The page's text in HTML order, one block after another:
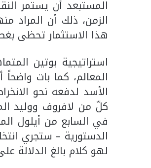
المستبعد أن يستمر
الزمن، ذلك أن المراد
هذا الاستثمار تحظى
استراتيجية بوتين
المعالم، كما بات
الأسد لدفعه نحو
كلّ من لافروف ووليد
في السابع من أيلول
الدستورية – ستجري
لهو كلام بالغ الدلالة